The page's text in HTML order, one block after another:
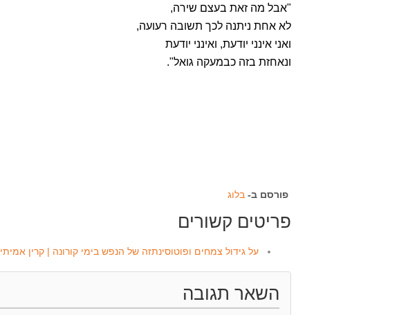
"אבל מה זאת בעצם שירה,
לא אחת ניתנה לכך תשובה רעועה,
ואני אינני יודעת, ואינני יודעת
ונאחזת בזה כבמעקה גואל".
פורסם ב- בלוג
פריטים קשורים
על גידול צמחים ופוטוסינתזה של הנפש בימי קורונה | קרין אמיתי
השאר תגובה